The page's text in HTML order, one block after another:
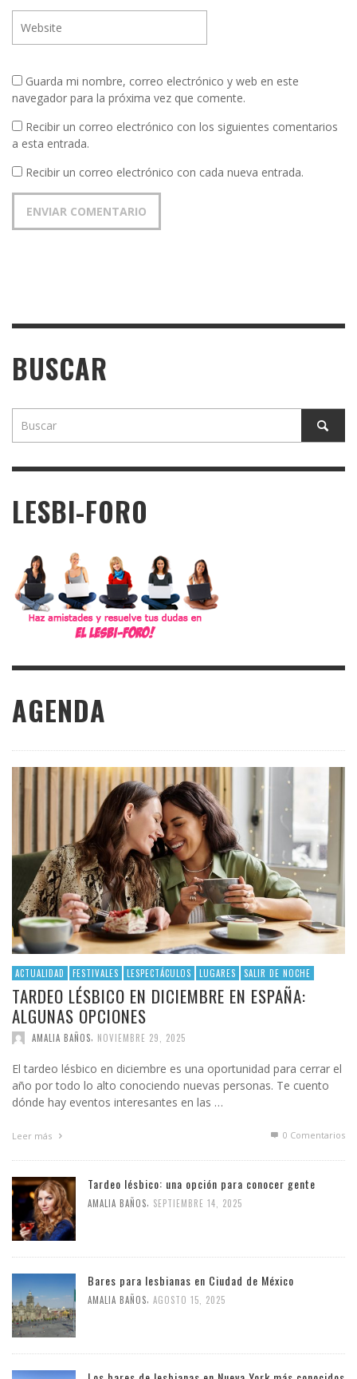
Guarda mi nombre, correo electrónico y web en este
navegador para la próxima vez que comente.
Recibir un correo electrónico con los siguientes comentarios
a esta entrada.
Recibir un correo electrónico con cada nueva entrada.
BUSCAR
LESBI-FORO
AGENDA
ACTUALIDAD FESTIVALES LESPECTÁCULOS LUGARES SALIR DE NOCHE
TARDEO LÉSBICO EN DICIEMBRE EN ESPAÑA:
ALGUNAS OPCIONES
AMALIA BAÑOS NOVIEMBRE 29, 2025
El tardeo lésbico en diciembre es una oportunidad para cerrar el
año por todo lo alto conociendo nuevas personas. Te cuento
dónde hay eventos interesantes en las …
Leer más 0 Comentarios
Tardeo lésbico: una opción para conocer gente
AMALIA BAÑOS SEPTIEMBRE 14, 2025
Bares para lesbianas en Ciudad de México
AMALIA BAÑOS AGOSTO 15, 2025